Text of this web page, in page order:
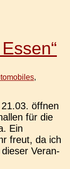
,
öffnen
für die
Ein
freut, da ich
dieser Ver­an­